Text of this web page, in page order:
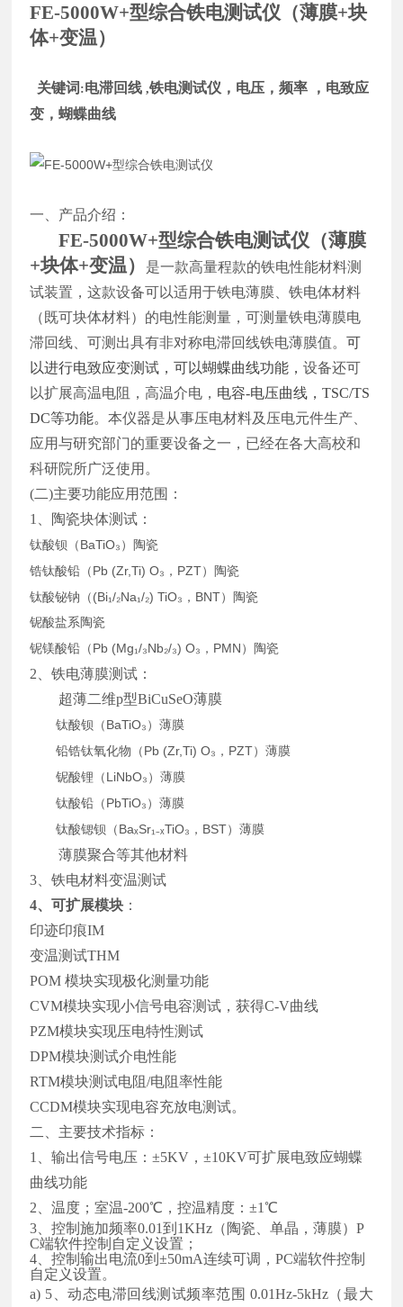
FE-5000W+型综合铁电测试仪（薄膜+块
体+变温）
关键词 :电滞回线,铁电测试仪，电压，频率 ，电致应
变，蝴蝶曲线
一、产品介绍：
FE-5000W+型综合铁电测试仪（薄膜
+块体+变温）
是一款高量程款的铁电性能材料测
试装置，这款设备可以适用于铁电薄膜、铁电体材料
（既可块体材料）的电性能测量，可测量铁电薄膜电
滞回线、可测出具有非对称电滞回线铁电薄膜值。可
以进行电致应变测试，可以蝴蝶曲线功能，设备还可
以扩展高温电阻，高温介电， 电容-电压曲线，TSC/TS
DC等功能。本仪器是从事压电材料及压电元件生产、
应用与研究部门的重要设备之一，已经在各大高校和
科研院所广泛使用。
(二)主要功能应用范围：
1、陶瓷块体测试：
钛酸钡（ BaTiO₃ ）陶瓷
锆钛酸铅（ Pb (Zr,Ti) O₃ ， PZT）陶瓷
钛酸铋钠（ (Bi₁/₂Na₁/₂) TiO₃ ， BNT）陶瓷
铌酸盐系陶瓷
铌镁酸铅（ Pb (Mg₁/₃Nb₂/₃) O₃ ， PMN ）陶瓷
2 、铁电薄膜测试：
超薄二维p型BiCuSeO薄膜
钛酸钡（ BaTiO₃ ）薄膜
铅锆钛氧化物（ Pb (Zr,Ti) O₃ ， PZT）薄膜
铌酸锂（ LiNbO₃ ）薄膜
钛酸铅（ PbTiO₃ ）薄膜
钛酸锶钡（ BaₓSr₁₋ₓTiO₃ ， BST）薄膜
薄膜聚合等其他材料
3、铁电材料变温测试
4、可扩展模块 ：
印迹印痕IM
变温测试THM
POM 模块实现极化测量功能
CVM模块实现小信号电容测试，获得C-V曲线
PZM模块实现压电特性测试
DPM模块测试介电性能
RTM模块测试电阻/电阻率性能
CCDM模块实现电容充放电测试。
二、主要技术指标：
1、输出信号电压：±5KV ，±10KV可扩展电致应蝴蝶
曲线功能
2 、温度；室温-200℃，控温精度：±1℃
3 、控制施加频率0.01到 1KHz（陶瓷、单晶，薄膜）P
C端软件控制自定义设置 ；
4 、控制输出电流0到±50mA连续可调，PC端软件控制
自定义设置。
a) 5、动态电滞回线测试频率范围 0.01Hz-5kHz（最大